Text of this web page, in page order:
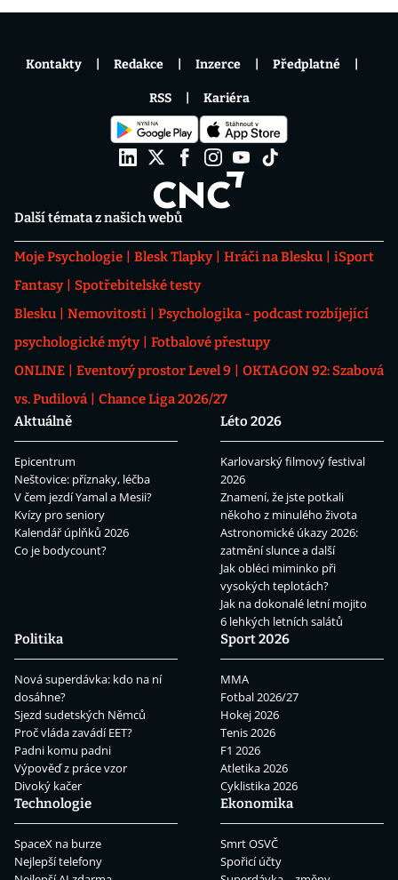
Další témata z našich webů
Moje Psychologie Blesk Tlapky Hráči na Blesku
iSport
Fantasy
Spotřebitelské testy
Blesku
Nemovitosti
Psychologika - podcast rozbíjející
psychologické mýty
Fotbalové přestupy
ONLINE
Eventový prostor Level 9
OKTAGON 92: Szabová
vs. Pudilová
Chance Liga 2026/27
Aktuálně
Epicentrum
Neštovice: příznaky, léčba
V čem jezdí Yamal a Mesii?
Kvízy pro seniory
Kalendář úplňků 2026
Co je bodycount?
Léto 2026
Karlovarský filmový festival
2026
Znamení, že jste potkali
někoho z minulého života
Astronomické úkazy 2026:
zatmění slunce a další
Jak obléci miminko při
vysokých teplotách?
Jak na dokonalé letní mojito
6 lehkých letních salátů
Politika
Nová superdávka: kdo na ní
dosáhne?
Sjezd sudetských Němců
Proč vláda zavádí EET?
Padni komu padni
Výpověď z práce vzor
Divoký kačer
Sport 2026
MMA
Fotbal 2026/27
Hokej 2026
Tenis 2026
F1 2026
Atletika 2026
Cyklistika 2026
Technologie
SpaceX na burze
Nejlepší telefony
Ekonomika
Smrt OSVČ
Spořicí účty
Kontakty Redakce Inzerce Předplatné
RSS Kariéra